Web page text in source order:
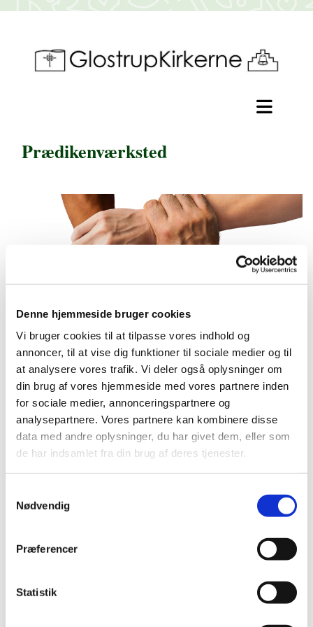
Denne hjemmeside bruger cookies
Vi bruger cookies til at tilpasse vores indhold og
annoncer, til at vise dig funktioner til sociale medier og til
at analysere vores trafik. Vi deler også oplysninger om
din brug af vores hjemmeside med vores partnere inden
for sociale medier, annonceringspartnere og
analysepartnere. Vores partnere kan kombinere disse
data med andre oplysninger, du har givet dem, eller som
de har indsamlet fra din brug af deres tjenester.
Nødvendig
Præferencer
Statistik
Prædikenværksted
Fredag 11. december 2026, kl. 15:00
Østervangkirken, Dommervangen 2, 2600